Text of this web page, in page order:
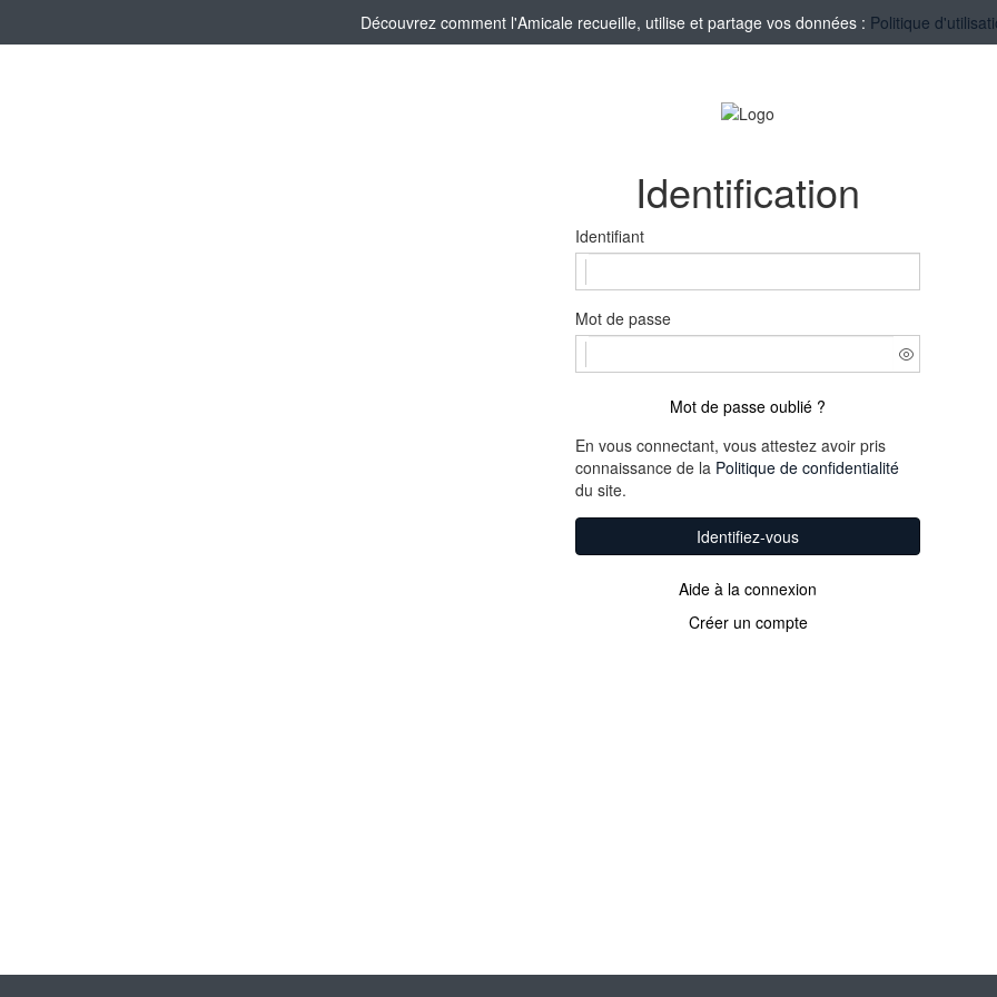
Découvrez comment l'Amicale recueille, utilise et partage vos données : Politique
Identification
Identifiant
Mot de passe
Mot de passe oublié ?
En vous connectant, vous attestez avoir pris
connaissance de la Politique de confidentialité
du site.
Identifiez-vous
Aide à la connexion
Créer un compte